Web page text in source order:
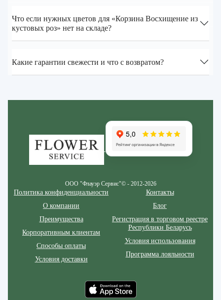
Что если нужных цветов для «Корзина Восхищение из
кустовых роз» нет на складе?
Какие гарантии свежести и что с возвратом?
ООО "Флауэр Сервис"© - 2012-2026
Политика конфиденциальности
О компании
Преимущества
Корпоративным клиентам
Способы оплаты
Условия доставки
Контакты
Блог
Регистрация в торговом реестре
Республики Беларусь
Условия использования
Программа лояльности